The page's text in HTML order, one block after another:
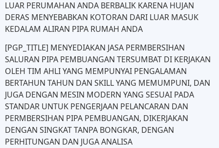
LUAR PERUMAHAN ANDA BERBALIK KARENA HUJAN
DERAS MENYEBABKAN KOTORAN DARI LUAR MASUK
KEDALAM ALIRAN PIPA RUMAH ANDA
[PGP_TITLE] MENYEDIAKAN JASA PERMBERSIHAN
SALURAN PIPA PEMBUANGAN TERSUMBAT DI KERJAKAN
OLEH TIM AHLI YANG MEMPUNYAI PENGALAMAN
BERTAHUN TAHUN DAN SKILL YANG MEMUMPUNI, DAN
JUGA DENGAN MESIN MODERN YANG SESUAI PADA
STANDAR UNTUK PENGERJAAN PELANCARAN DAN
PERMBERSIHAN PIPA PEMBUANGAN, DIKERJAKAN
DENGAN SINGKAT TANPA BONGKAR, DENGAN
PERHITUNGAN DAN JUGA ANALISA